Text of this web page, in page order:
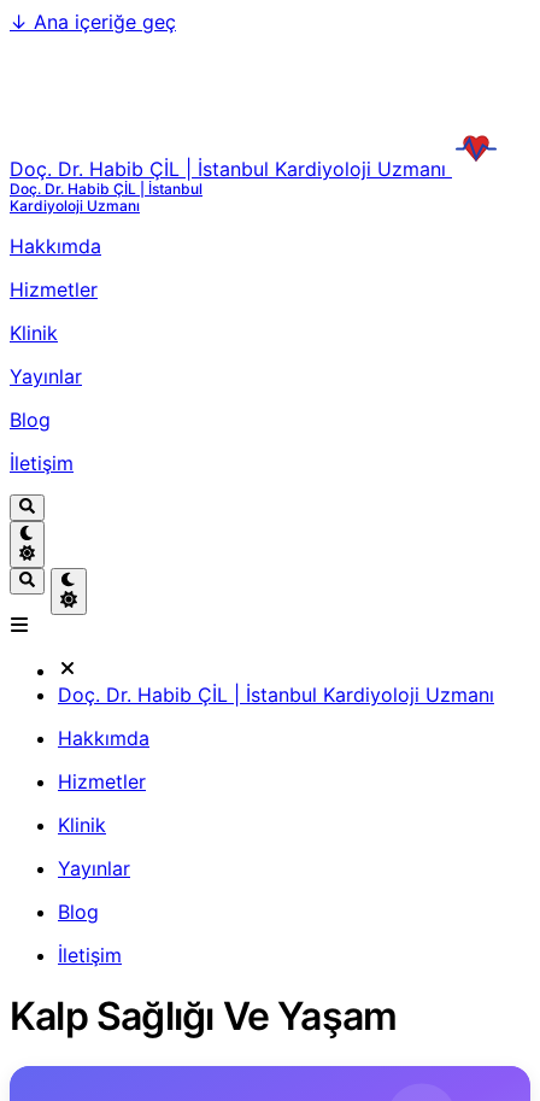
↓ Ana içeriğe geç
Doç. Dr. Habib ÇİL | İstanbul Kardiyoloji Uzmanı
Doç. Dr. Habib ÇİL | İstanbul
Kardiyoloji Uzmanı
Hakkımda
Hizmetler
Klinik
Yayınlar
Blog
İletişim
Doç. Dr. Habib ÇİL | İstanbul Kardiyoloji Uzmanı
Hakkımda
Hizmetler
Klinik
Yayınlar
Blog
İletişim
Kalp Sağlığı Ve Yaşam